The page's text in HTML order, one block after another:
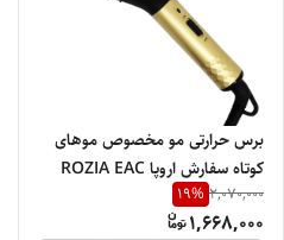
برس حرارتی مو مخصوص موهای
کوتاه سفارش اروپا ROZIA EAC
2,070,000
19%
1,668,000